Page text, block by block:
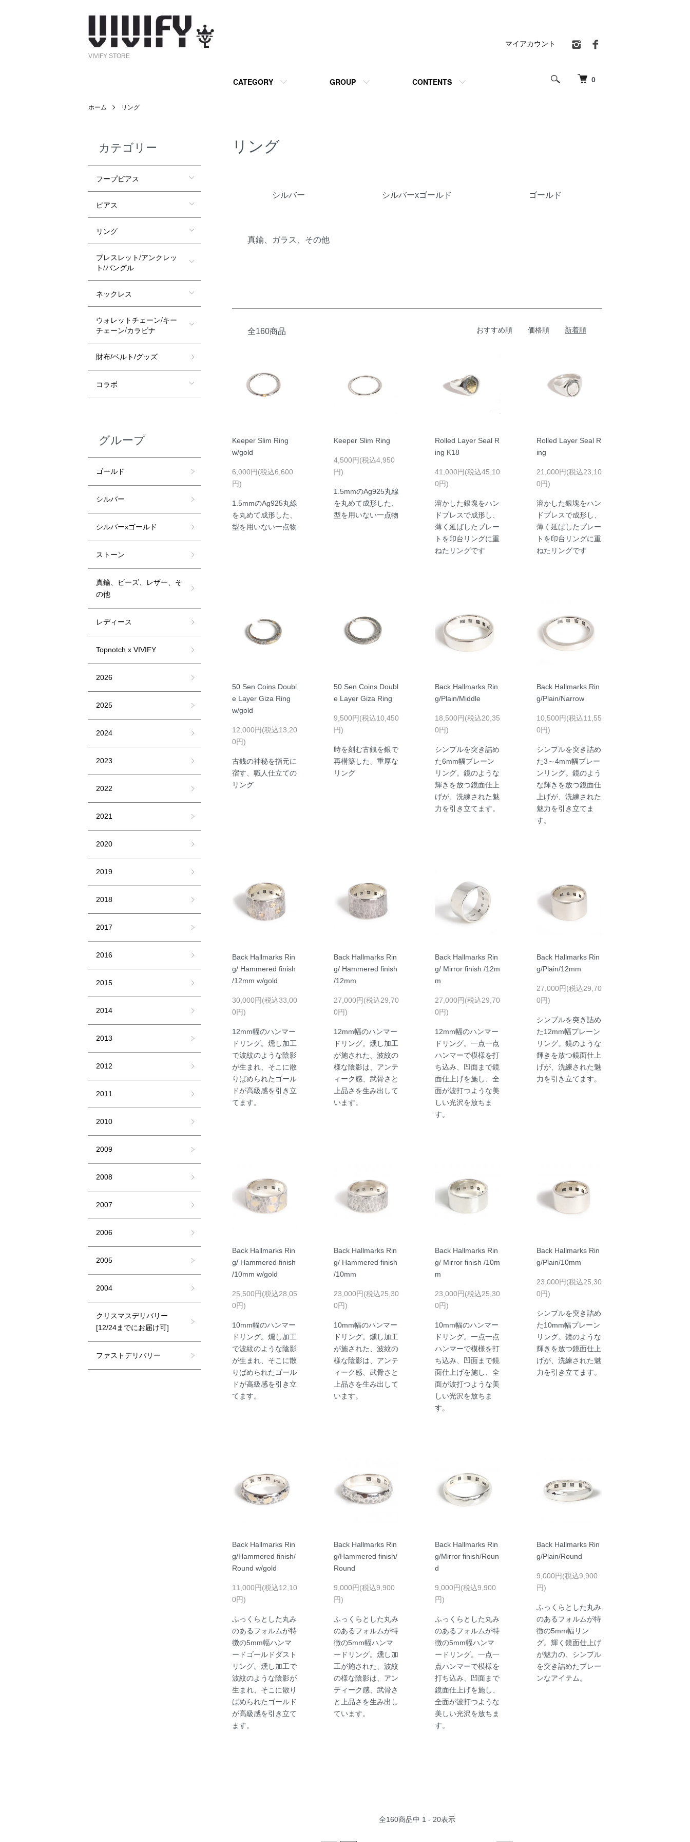
VIVIFY STORE
0
CATEGORY GROUP CONTENTS
マイアカウント
ホーム リング
リング
シルバー シルバーxゴールド ゴールド
真鍮、ガラス、その他
全160商品 おすすめ順 価格順 新着順
Keeper Slim Ring
w/gold
6,000円(税込6,600
円)
1.5mmのAg925丸線
を丸めて成形した、
型を用いない一点物
Keeper Slim Ring
4,500円(税込4,950
円)
1.5mmのAg925丸線
を丸めて成形した、
型を用いない一点物
Rolled Layer Seal R
ing K18
41,000円(税込45,10
0円)
溶かした銀塊をハン
ドプレスで成形し、
薄く延ばしたプレー
トを印台リングに重
ねたリングです
Rolled Layer Seal R
ing
21,000円(税込23,10
0円)
溶かした銀塊をハン
ドプレスで成形し、
薄く延ばしたプレー
トを印台リングに重
ねたリングです
50 Sen Coins Doubl
e Layer Giza Ring
w/gold
12,000円(税込13,20
0円)
古銭の神秘を指元に
宿す、職人仕立ての
リング
50 Sen Coins Doubl
e Layer Giza Ring
9,500円(税込10,450
円)
時を刻む古銭を銀で
再構築した、重厚な
リング
Back Hallmarks Rin
g/Plain/Middle
18,500円(税込20,35
0円)
シンプルを突き詰め
た6mm幅プレーン
リング。鏡のような
輝きを放つ鏡面仕上
げが、洗練された魅
力を引き立てます。
Back Hallmarks Rin
g/Plain/Narrow
10,500円(税込11,55
0円)
シンプルを突き詰め
た3～4mm幅プレー
ンリング。鏡のよう
な輝きを放つ鏡面仕
上げが、洗練された
魅力を引き立てま
す。
Back Hallmarks Rin
g/ Hammered finish
/12mm w/gold
30,000円(税込33,00
0円)
12mm幅のハンマー
ドリング。燻し加工
で波紋のような陰影
が生まれ、そこに散
りばめられたゴール
ドが高級感を引き立
てます。
Back Hallmarks Rin
g/ Hammered finish
/12mm
27,000円(税込29,70
0円)
12mm幅のハンマー
ドリング。燻し加工
が施された、波紋の
様な陰影は、アンテ
ィーク感、武骨さと
上品さを生み出して
います。
Back Hallmarks Rin
g/ Mirror finish /12m
m
27,000円(税込29,70
0円)
12mm幅のハンマー
ドリング。一点一点
ハンマーで模様を打
ち込み、凹面まで鏡
面仕上げを施し、全
面が波打つような美
しい光沢を放ちま
す。
Back Hallmarks Rin
g/Plain/12mm
27,000円(税込29,70
0円)
シンプルを突き詰め
た12mm幅プレーン
リング。鏡のような
輝きを放つ鏡面仕上
げが、洗練された魅
力を引き立てます。
Back Hallmarks Rin
g/ Hammered finish
/10mm w/gold
25,500円(税込28,05
0円)
10mm幅のハンマー
ドリング。燻し加工
で波紋のような陰影
が生まれ、そこに散
りばめられたゴール
ドが高級感を引き立
てます。
Back Hallmarks Rin
g/ Hammered finish
/10mm
23,000円(税込25,30
0円)
10mm幅のハンマー
ドリング。燻し加工
が施された、波紋の
様な陰影は、アンテ
ィーク感、武骨さと
上品さを生み出して
います。
Back Hallmarks Rin
g/ Mirror finish /10m
m
23,000円(税込25,30
0円)
10mm幅のハンマー
ドリング。一点一点
ハンマーで模様を打
ち込み、凹面まで鏡
面仕上げを施し、全
面が波打つような美
しい光沢を放ちま
す。
Back Hallmarks Rin
g/Plain/10mm
23,000円(税込25,30
0円)
シンプルを突き詰め
た10mm幅プレーン
リング。鏡のような
輝きを放つ鏡面仕上
げが、洗練された魅
力を引き立てます。
Back Hallmarks Rin
g/Hammered finish/
Round w/gold
11,000円(税込12,10
0円)
ふっくらとした丸み
のあるフォルムが特
徴の5mm幅ハンマ
ードゴールドダスト
リング。燻し加工で
波紋のような陰影が
生まれ、そこに散り
ばめられたゴールド
が高級感を引き立て
ます。
Back Hallmarks Rin
g/Hammered finish/
Round
9,000円(税込9,900
円)
ふっくらとした丸み
のあるフォルムが特
徴の5mm幅ハンマ
ードリング。燻し加
工が施された、波紋
の様な陰影は、アン
ティーク感、武骨さ
と上品さを生み出し
ています。
Back Hallmarks Rin
g/Mirror finish/Roun
d
9,000円(税込9,900
円)
ふっくらとした丸み
のあるフォルムが特
徴の5mm幅ハンマ
ードリング。一点一
点ハンマーで模様を
打ち込み、凹面まで
鏡面仕上げを施し、
全面が波打つような
美しい光沢を放ちま
す。
Back Hallmarks Rin
g/Plain/Round
9,000円(税込9,900
円)
ふっくらとした丸み
のあるフォルムが特
徴の5mm幅リン
グ。輝く鏡面仕上げ
が魅力の、シンプル
を突き詰めたプレー
ンなアイテム。
全160商品中 1 - 20表示
カテゴリー
フープピアス
ピアス
リング
ブレスレット/アンクレッ
ト/バングル
ネックレス
ウォレットチェーン/キー
チェーン/カラビナ
財布/ベルト/グッズ
コラボ
グループ
ゴールド
シルバー
シルバーxゴールド
ストーン
真鍮、ビーズ、レザー、そ
の他
レディース
Topnotch x VIVIFY
2026
2025
2024
2023
2022
2021
2020
2019
2018
2017
2016
2015
2014
2013
2012
2011
2010
2009
2008
2007
2006
2005
2004
クリスマスデリバリー
[12/24までにお届け可]
ファストデリバリー